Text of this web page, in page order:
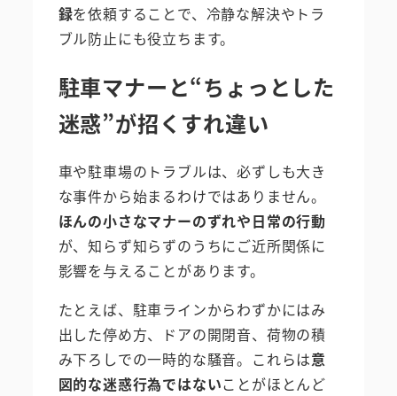
録を依頼することで、冷静な解決やトラ
ブル防止にも役立ちます。
駐車マナーと“ちょっとした
迷惑”が招くすれ違い
車や駐車場のトラブルは、必ずしも大き
な事件から始まるわけではありません。
ほんの小さなマナーのずれや日常の行動
が、知らず知らずのうちにご近所関係に
影響を与えることがあります。
たとえば、駐車ラインからわずかにはみ
出した停め方、ドアの開閉音、荷物の積
み下ろしでの一時的な騒音。これらは意
図的な迷惑行為ではないことがほとんど